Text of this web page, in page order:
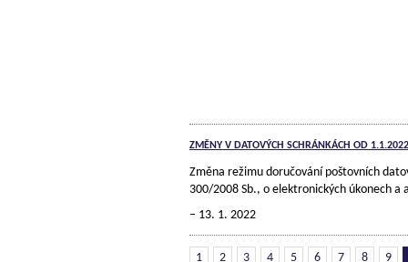
ZMĚNY V DATOVÝCH SCHRÁNKÁCH OD 1.1.2022
Změna režimu doručování poštovních
300/2008 Sb., o elektronických úkonech
13. 1. 2022
1 2 3 4 5 6 7 8
9